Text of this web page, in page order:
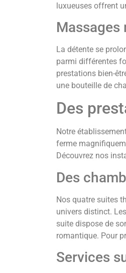
luxueuses offrent
Massages
La détente se
parmi différentes
prestations bien-
une bouteille de
Des
Notre
ferme
Découvrez nos
Des
Nos quatre suites
univers distinct.
suite dispose de
romantique. Pour
Services